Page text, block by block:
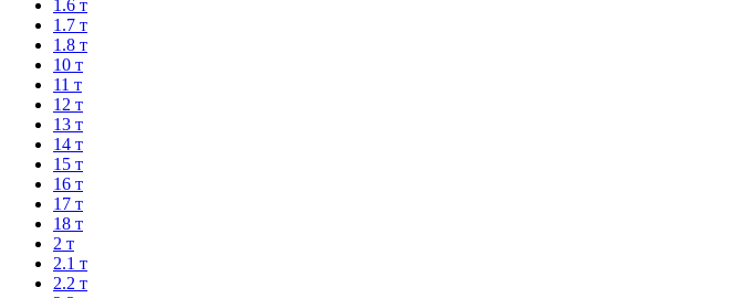
1.6 т
1.7 т
1.8 т
10 т
11 т
12 т
13 т
14 т
15 т
16 т
17 т
18 т
2 т
2.1 т
2.2 т